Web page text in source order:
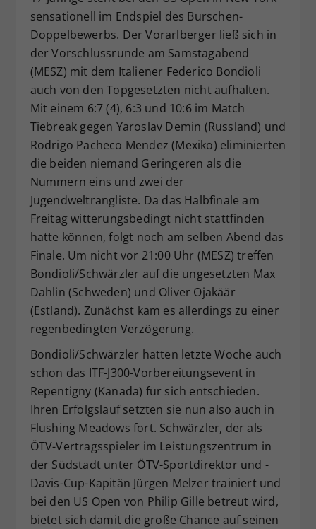
sensationell im Endspiel des Burschen-
Doppelbewerbs. Der Vorarlberger ließ sich in
der Vorschlussrunde am Samstagabend
(MESZ) mit dem Italiener Federico Bondioli
auch von den Topgesetzten nicht aufhalten.
Mit einem 6:7 (4), 6:3 und 10:6 im Match
Tiebreak gegen Yaroslav Demin (Russland) und
Rodrigo Pacheco Mendez (Mexiko) eliminierten
die beiden niemand Geringeren als die
Nummern eins und zwei der
Jugendweltrangliste. Da das Halbfinale am
Freitag witterungsbedingt nicht stattfinden
hatte können, folgt noch am selben Abend das
Finale. Um nicht vor 21:00 Uhr (MESZ) treffen
Bondioli/Schwärzler auf die ungesetzten Max
Dahlin (Schweden) und Oliver Ojakäär
(Estland). Zunächst kam es allerdings zu einer
regenbedingten Verzögerung.
Bondioli/Schwärzler hatten letzte Woche auch
schon das ITF-J300-Vorbereitungsevent in
Repentigny (Kanada) für sich entschieden.
Ihren Erfolgslauf setzten sie nun also auch in
Flushing Meadows fort. Schwärzler, der als
ÖTV-Vertragsspieler im Leistungszentrum in
der Südstadt unter ÖTV-Sportdirektor und -
Davis-Cup-Kapitän Jürgen Melzer trainiert und
bei den US Open von Philip Gille betreut wird,
bietet sich damit die große Chance auf seinen
Dieser Wert speichert Ihre Consent-
Einstellungen. Unter anderem eine
zufällig generierte ID, für die
historische Speicherung Ihrer
vorgenommen Einstellungen, falls der
Webseiten-Betreiber dies eingestellt
hat.